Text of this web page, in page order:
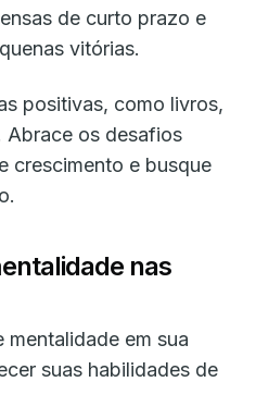
de curto prazo e
vitórias.
positivas, como livros,
os desafios
crescimento e busque
nas
em sua
suas habilidades de